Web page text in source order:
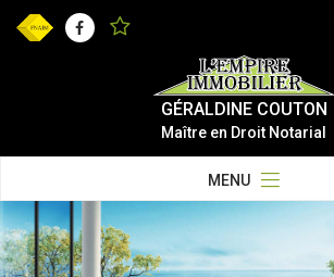
Facebook
GÉRALDINE COUTON
Maître en Droit Notarial
MENU